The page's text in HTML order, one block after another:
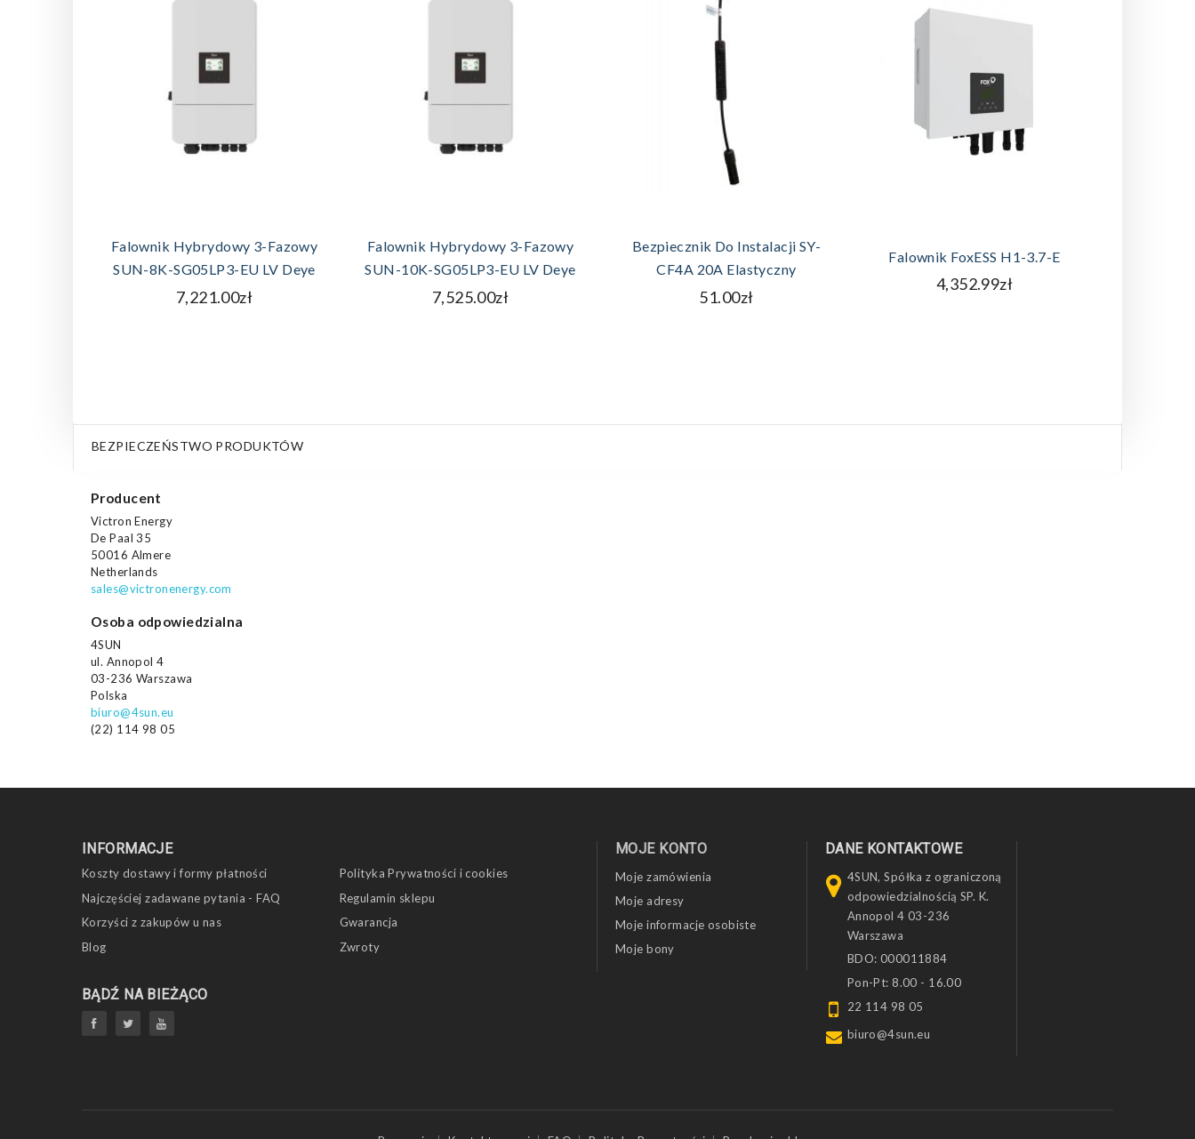
Falownik Hybrydowy 3-Fazowy
SUN-8K-SG05LP3-EU LV Deye
7,221.00zł
Falownik Hybrydowy 3-Fazowy
SUN-10K-SG05LP3-EU LV Deye
7,525.00zł
Bezpiecznik Do Instalacji SY-
CF4A 20A Elastyczny
51.00zł
Falownik FoxESS H1-3.7-E
4,352.99zł
BEZPIECZEŃSTWO PRODUKTÓW
Producent
Victron Energy
De Paal 35
50016 Almere
Netherlands
sales@victronenergy.com
Osoba odpowiedzialna
4SUN
ul. Annopol 4
03-236 Warszawa
Polska
biuro@4sun.eu
(22) 114 98 05
BĄDŹ NA BIEŻĄCO
INFORMACJE
Koszty dostawy i formy płatności
Najczęściej zadawane pytania - FAQ
Korzyści z zakupów u nas
Blog
Polityka Prywatności i cookies
Regulamin sklepu
Gwarancja
Zwroty
MOJE KONTO
Moje zamówienia
Moje adresy
Moje informacje osobiste
Moje bony
DANE KONTAKTOWE
4SUN, Spółka z ograniczoną
odpowiedzialnością SP. K.
Annopol 4 03-236
Warszawa
BDO: 000011884
Pon-Pt: 8.00 - 16.00
22 114 98 05
biuro@4sun.eu